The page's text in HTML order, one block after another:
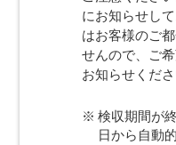
にお知らせし
はお客様のご
せんので、ご
お知らせくださ
検収期間が
日から自動